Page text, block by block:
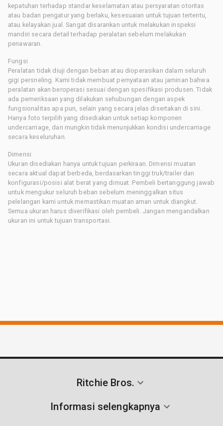
kepatuhan terhadap standar keselamatan atau persyaratan otoritas
atau badan pengatur yang berlaku, kesesuaian untuk tujuan tertentu,
atau kelayakan jual. Sangat disarankan untuk melakukan inspeksi
mandiri secara detail terhadap peralatan sebelum melakukan
penawaran.
Fungsi
Peralatan tidak diuji dengan beban atau dioperasikan dalam seluruh
gigi persneling. Kami tidak membuat pernyataan atau jaminan bahwa
peralatan akan beroperasi sesuai dengan spesifikasi produsen. Tidak
ada pemeriksaan yang dilakukan sehubungan dengan aspek
fungsionalitas apa pun, selain yang secara jelas disertakan di sini.
Hanya foto terpilih yang disediakan untuk setiap komponen
undercarriage, dan mungkin tidak menunjukkan kondisi undercarriage
secara keseluruhan.
Dimensi
Ukuran disediakan hanya untuk tujuan perkiraan. Dimensi muatan
secara aktual dapat berbeda, berdasarkan tinggi truk/trailer dan
konfigurasi/posisi alat berat yang dimuat. Pembeli bertanggung jawab
untuk mengukur seluruh beban sebelum meninggalkan situs
pelelangan kami untuk memastikan muatan aman untuk diangkut.
Semua ukuran harus diverifikasi oleh pembeli. Jangan mengandalkan
ukuran ini untuk tujuan transportasi.
Ritchie Bros.
Informasi selengkapnya